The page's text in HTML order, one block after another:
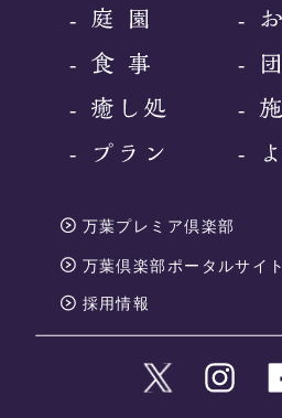
-
-
-
-
-
-
-
-
万葉プレミア倶楽部
万葉倶楽部ポータルサイト
採用情報